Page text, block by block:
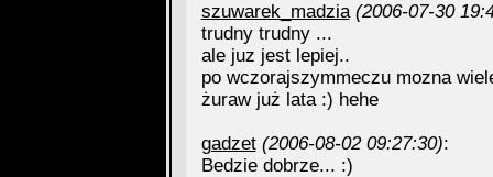
szuwarek_madzia (2006-07-30
trudny trudny ...
ale juz jest lepiej..
po wczorajszymmeczu mozna
żuraw już lata :) hehe
gadzet (2006-08-02 09:27:30):
Bedzie dobrze... :)